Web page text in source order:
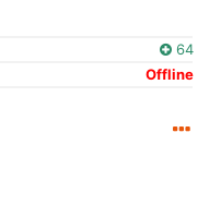
64
Offline